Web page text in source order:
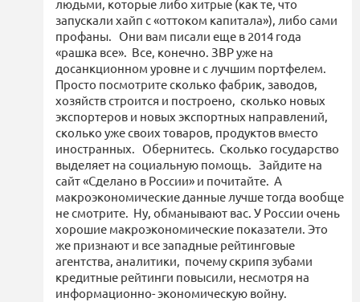
людьми, которые либо хитрые (как те, что
запускали хайп с «оттоком капитала»), либо сами
профаны. Они вам писали еще в 2014 года
«рашка все». Все, конечно. ЗВР уже на
досанкционном уровне и с лучшим портфелем.
Просто посмотрите сколько фабрик, заводов,
хозяйств строится и построено, сколько новых
экспортеров и новых экспортных направлений,
сколько уже своих товаров, продуктов вместо
иностранных. Обернитесь. Сколько государство
выделяет на социальную помощь. Зайдите на
сайт «Сделано в России» и почитайте. А
макроэкономические данные лучше тогда вообще
не смотрите. Ну, обманывают вас. У России очень
хорошие макроэкономические показатели. Это
же признают и все западные рейтинговые
агентства, аналитики, почему скрипя зубами
кредитные рейтинги повысили, несмотря на
информационно- экономическую войну.